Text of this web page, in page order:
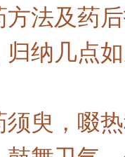
法及药
归纳几点
臾，啜